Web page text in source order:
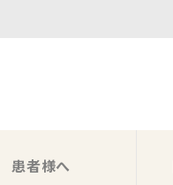
患者様へ